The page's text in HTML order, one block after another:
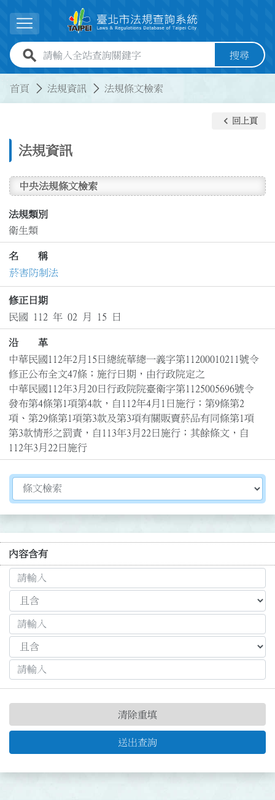
展開選單
全站查詢關鍵字欄位 搜尋
首頁 法規資訊 法規條文檢索
法規資訊
keyboard_arrow_left 回上頁
中央法規條文檢索
法規類別
衛生類
名 稱
菸害防制法
修正日期
民國 112 年 02 月 15 日
沿 革
中華民國112年2月15日總統華總一義字第11200010211號令
修正公布全文47條；施行日期，由行政院定之
中華民國112年3月20日行政院院臺衛字第1125005696號令
發布第4條第1項第4款，自112年4月1日施行；第9條第2
項、第29條第1項第3款及第3項有關販賣菸品有同條第1項
第3款情形之罰責，自113年3月22日施行；其餘條文，自
112年3月22日施行
切換選擇法規資訊內容
內容含有
送出查詢
清除重填